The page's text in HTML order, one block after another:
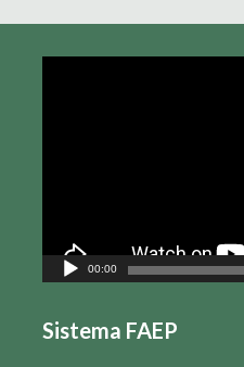
00:00
Sistema FAEP